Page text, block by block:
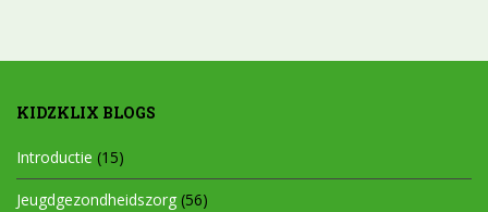
KIDZKLIX BLOGS
Introductie (15)
Jeugdgezondheidszorg (56)